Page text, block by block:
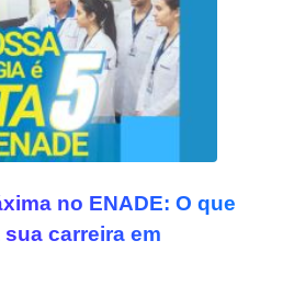
no ENADE: O que
carreira em